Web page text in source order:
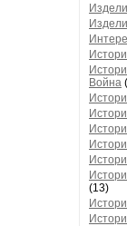
Война
(13)